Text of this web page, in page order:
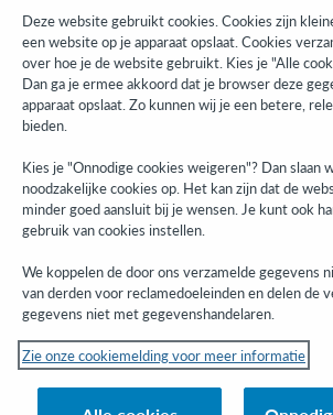
Research
WebJunction
Developer Network
Blijf op de hoogte
Ontvang de laatste informatie over onze
evenementen en nog veel meer.
Ik meld me aan
© 2026 OCLC
Deze website gebruikt cookies. Cookies zijn
een website op je apparaat opslaat. Cookies
over hoe je de website gebruikt. Kies je "Alle
Dan ga je ermee akkoord dat je browser deze
apparaat opslaat. Zo kunnen wij je een betere,
bieden.
Kies je "Onnodige cookies weigeren"? Dan slaan
noodzakelijke cookies op. Het kan zijn dat de
minder goed aansluit bij je wensen. Je kunt ook
gebruik van cookies instellen.
We koppelen de door ons verzamelde gegevens
van derden voor reclamedoeleinden en delen de
gegevens niet met gegevenshandelaren.
Zie onze cookiemelding voor meer informatie